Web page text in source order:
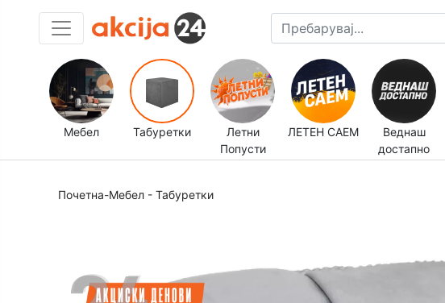
Мебел Табуретки
Летни
Попусти
ЛЕТЕН САЕМ
Веднаш
достапно
Почетна-Мебел - Табуретки